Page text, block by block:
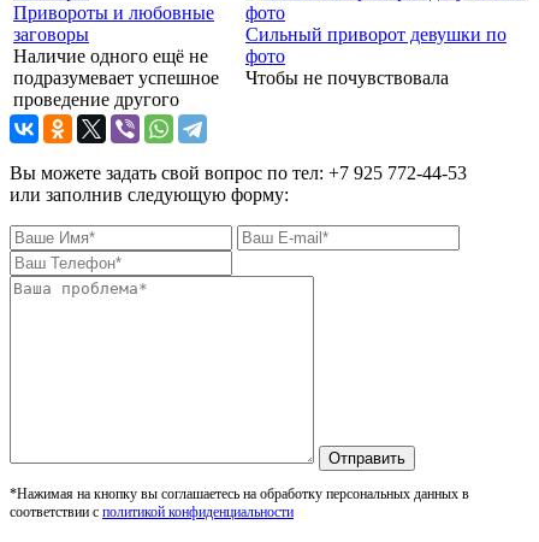
Привороты и любовные
заговоры
Наличие одного ещё не
подразумевает успешное
проведение другого
Сильный приворот девушки по
фото
Чтобы не почувствовала
Вы можете задать свой вопрос по тел: +7 925 772-44-53
или заполнив следующую форму:
Отправить
*Нажимая на кнопку вы соглашаетесь на обработку персональных данных в
соответствии с политикой конфиденциальности